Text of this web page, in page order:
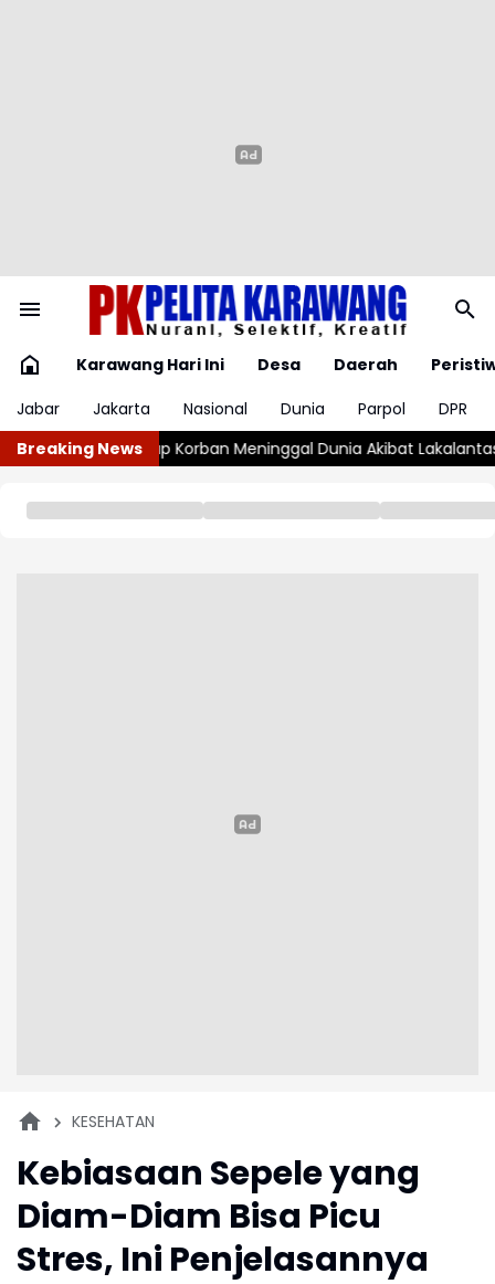
Karawang Hari Ini Desa Daerah
Jabar
Jakarta Nasional Dunia Parpol
DPR
Breaking News
Dunia Akibat Lakalantas Semester 1 Turun 22,92 Persen
KESEHATAN
Kebiasaan Sepele yang
Diam-Diam Bisa Picu
Stres, Ini Penjelasannya